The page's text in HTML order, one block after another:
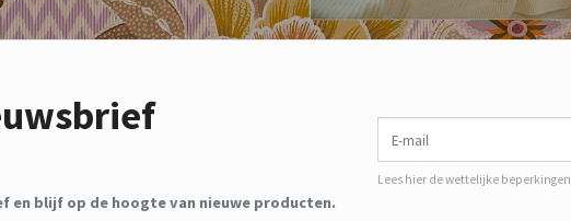
en blijf op de hoogte van nieuwe producten.
E-mail
Lees hier de wettelijke beperkingen